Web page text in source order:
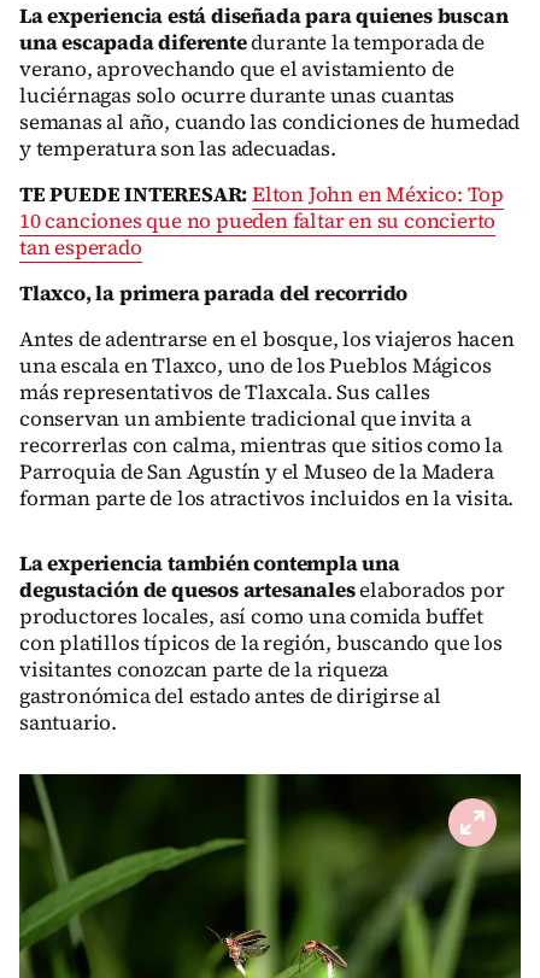
La experiencia está diseñada para quienes buscan
una escapada diferentedurante la temporada de
verano, aprovechando que el avistamiento de
luciérnagas solo ocurre durante unas cuantas
semanas al año, cuando las condiciones de humedad
y temperatura son las adecuadas.
TE PUEDE INTERESAR:Elton John en México: Top
10 canciones que no pueden faltar en su concierto
tan esperado
Tlaxco, la primera parada del recorrido
Antes de adentrarse en el bosque, los viajeros hacen
una escala en Tlaxco, uno de los Pueblos Mágicos
más representativos de Tlaxcala. Sus calles
conservan un ambiente tradicional que invita a
recorrerlas con calma, mientras que sitios como la
Parroquia de San Agustín y el Museo de la Madera
forman parte de los atractivos incluidos en la visita.
La experiencia también contempla una
degustación de quesos artesanaleselaborados por
productores locales, así como una comida buffet
con platillos típicos de la región, buscando que los
visitantes conozcan parte de la riqueza
gastronómica del estado antes de dirigirse al
santuario.